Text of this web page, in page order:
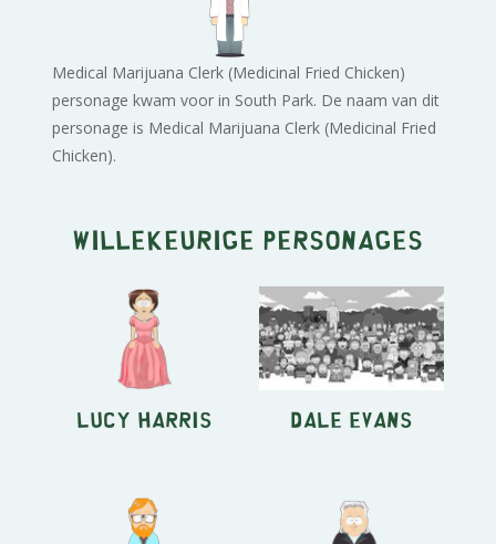
Medical Marijuana Clerk (Medicinal Fried Chicken)
personage kwam voor in South Park. De naam van dit
personage is Medical Marijuana Clerk (Medicinal Fried
Chicken).
Willekeurige personages
Lucy Harris Dale Evans